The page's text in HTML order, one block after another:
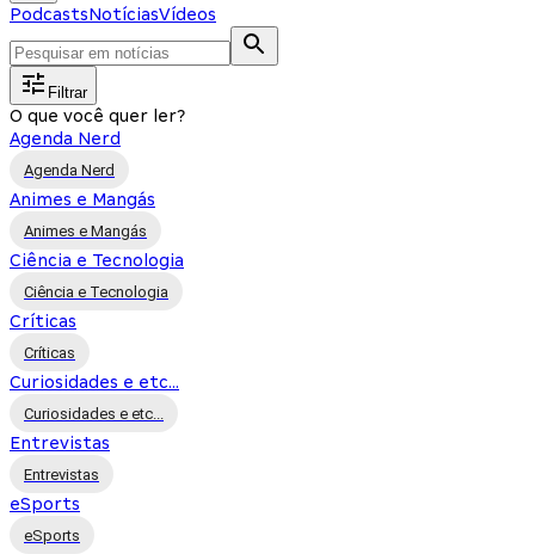
PodcastsNotíciasVídeos
Filtrar
O que você quer ler?
Agenda Nerd
Agenda Nerd
Animes e Mangás
Animes e Mangás
Ciência e Tecnologia
Ciência e Tecnologia
Críticas
Críticas
Curiosidades e etc...
Curiosidades e etc...
Entrevistas
Entrevistas
eSports
eSports